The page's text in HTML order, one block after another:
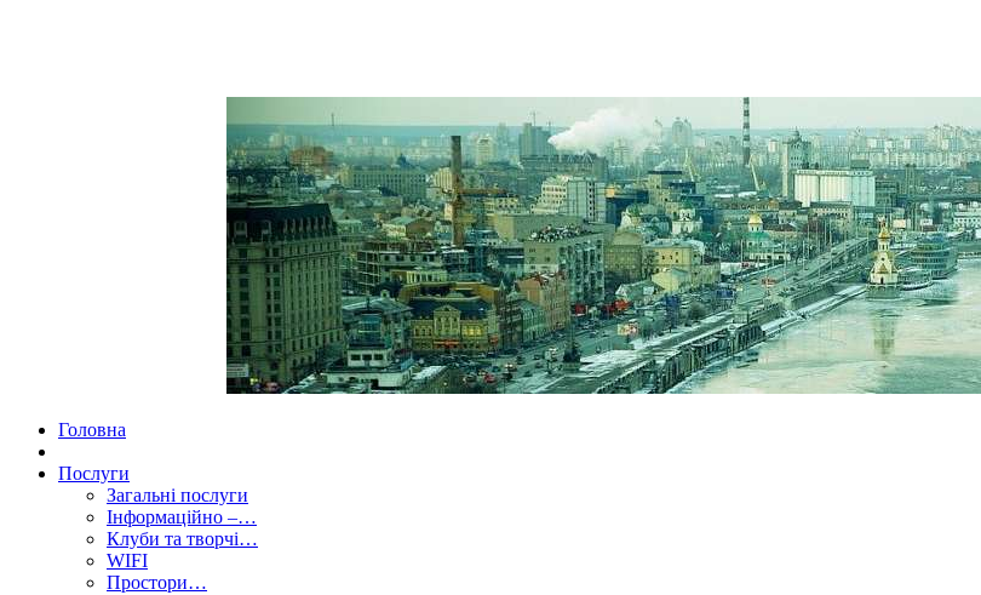
Головна
Послуги
Загальні послуги
Інформаційно –…
Клуби та творчі…
WIFI
Простори…